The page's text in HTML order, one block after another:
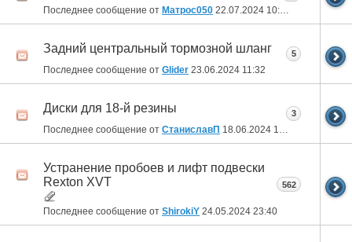
Последнее сообщение от Матрос050 22.07.2024 10:11
Задний центральный тормозной шланг
Последнее сообщение от Glider 23.06.2024 11:32
5
Диски для 18-й резины
Последнее сообщение от СтаниславП 18.06.2024 19:50
3
Устранение пробоев и лифт подвески
Rexton XVT
Последнее сообщение от ShirokiY 24.05.2024 23:40
562